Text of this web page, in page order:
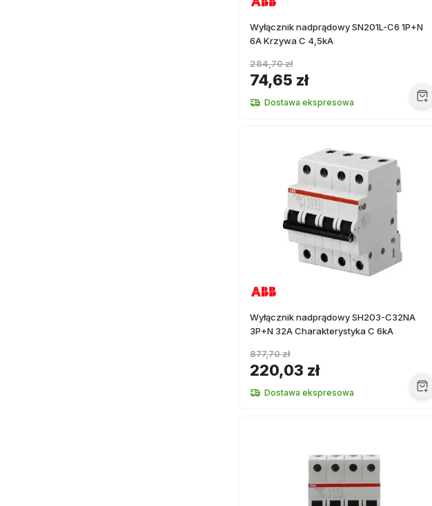
Wyłącznik nadprądowy SN201L-C6 1P+N
6A Krzywa C 4,5kA
74,65 zł
284,70 zł
Dostawa ekspresowa
Wyłącznik nadprądowy SH203-C32NA
3P+N 32A Charakterystyka C 6kA
220,03 zł
877,70 zł
Dostawa ekspresowa